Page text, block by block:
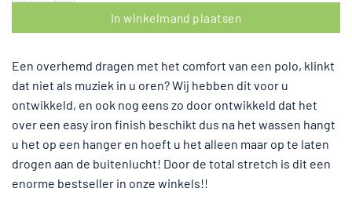
In winkelmand plaatsen
Een overhemd dragen met het comfort van een polo, klinkt
dat niet als muziek in u oren? Wij hebben dit voor u
ontwikkeld, en ook nog eens zo door ontwikkeld dat het
over een easy iron finish beschikt dus na het wassen hangt
u het op een hanger en hoeft u het alleen maar op te laten
drogen aan de buitenlucht! Door de total stretch is dit een
enorme bestseller in onze winkels!!